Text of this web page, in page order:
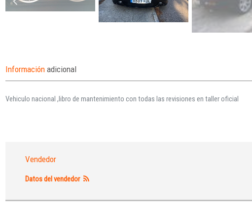
Información adicional
Vehiculo nacional ,libro de mantenimiento con todas las revisiones en taller oficial
Vendedor
Datos del vendedor